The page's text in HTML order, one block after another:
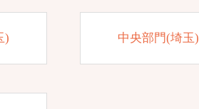
) 中央部門(埼玉)